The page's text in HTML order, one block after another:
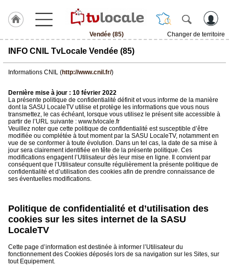
Vendée (85)
Changer de territoire
J'adhère
Hulcoq
Vendée
(85)
TvLocale
France
Accueil
RUBRIQUES
Gazette
Médias
du
INFO CNIL TvLocale Vendée (85)
Informations CNIL (http://www.cnil.fr/)
Dernière mise à jour : 10 février 2022
La présente politique de confidentialité définit et vous informe de la manière
dont la SASU LocaleTV utilise et protège les informations que vous nous
transmettez, le cas échéant, lorsque vous utilisez le présent site accessible à
partir de l’URL suivante : www.tvlocale.fr
Veuillez noter que cette politique de confidentialité est susceptible d’être
modifiée ou complétée à tout moment par la SASU LocaleTV, notamment en
vue de se conformer à toute évolution. Dans un tel cas, la date de sa mise à
jour sera clairement identifiée en tête de la présente politique. Ces
modifications engagent l’Utilisateur dès leur mise en ligne. Il convient par
conséquent que l’Utilisateur consulte régulièrement la présente politique de
confidentialité et d’utilisation des cookies afin de prendre connaissance de
ses éventuelles modifications.
Politique de confidentialité et d’utilisation des
cookies sur les sites internet de la SASU
LocaleTV
Cette page d’information est destinée à informer l’Utilisateur du
fonctionnement des Cookies déposés lors de sa navigation sur les Sites, sur
tout Equipement.